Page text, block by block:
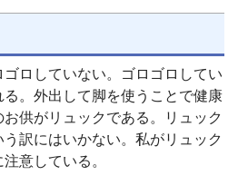
ロしていない。ゴロゴロしてい
。外出して脚を使うことで健康
供がリュックである。リュック
訳にはいかない。私がリュック
意している。